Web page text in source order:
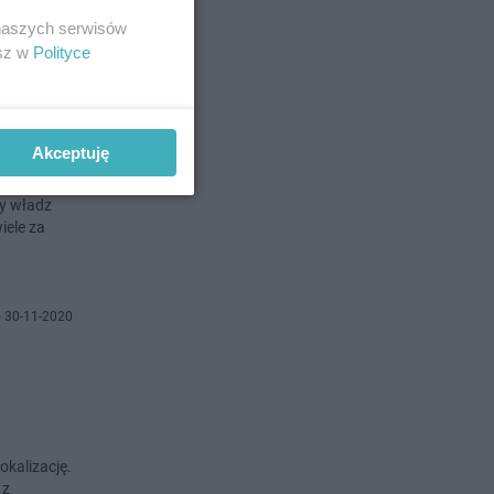
1-12-2020
władz
za
30-11-2020
serwisów
w Polityce
Akceptuję